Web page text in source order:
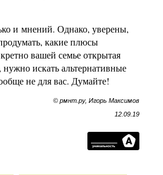
и мнений. Однако, уверены,
какие плюсы
вашей семье открытая
искать альтернативные
не для вас. Думайте!
© рмнт.ру, Игорь Максимов
12.09.19